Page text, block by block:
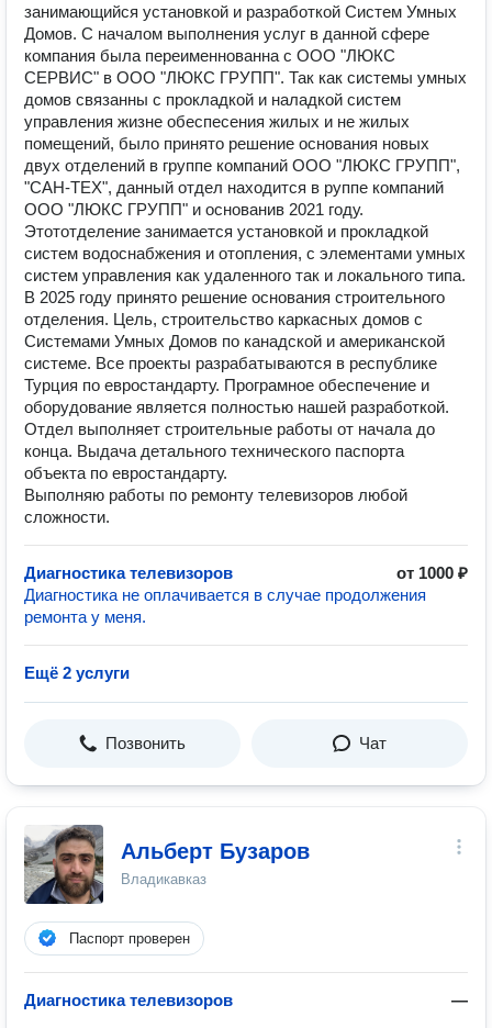
занимающийся установкой и разработкой Систем Умных
Домов. С началом выполнения услуг в данной сфере
компания была переименнованна с ООО "ЛЮКС
СЕРВИС" в ООО "ЛЮКС ГРУПП". Так как системы умных
домов связанны с прокладкой и наладкой систем
управления жизне обеспесения жилых и не жилых
помещений, было принято решение основания новых
двух отделений в группе компаний ООО "ЛЮКС ГРУПП",
"САН-ТЕХ", данный отдел находится в руппе компаний
ООО "ЛЮКС ГРУПП" и основанив 2021 году.
Этототделение занимается установкой и прокладкой
систем водоснабжения и отопления, с элементами умных
систем управления как удаленного так и локального типа.
В 2025 году принято решение основания строительного
отделения. Цель, строительство каркасных домов с
Системами Умных Домов по канадской и американской
системе. Все проекты разрабатываются в республике
Турция по евростандарту. Програмное обеспечение и
оборудование является полностью нашей разработкой.
Отдел выполняет строительные работы от начала до
конца. Выдача детального технического паспорта
объекта по евростандарту.
Выполняю работы по ремонту телевизоров любой
сложности.
Диагностика телевизоров
от 1000 ₽
Диагностика не оплачивается в случае продолжения
ремонта у меня.
Ещё 2 услуги
Позвонить Чат
Альберт Бузаров
Владикавказ
Паспорт проверен
Диагностика телевизоров —